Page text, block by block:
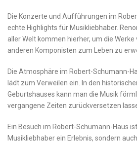
Die Konzerte und ⁤Aufführungen​ im
echte Highlights ⁣für Musikliebhaber.
aller Welt kommen hierher,⁤ um die Werke
anderen Komponisten zum ⁢Leben⁣ zu⁤
Die Atmosphäre im⁢ Robert-Schumann-
lädt zum Verweilen ein. In ⁤den
Geburtshauses ⁢kann man die Musik
⁤vergangene Zeiten zurückversetzen
Ein ‍Besuch im Robert-Schumann-Haus
Musikliebhaber ein Erlebnis, sondern